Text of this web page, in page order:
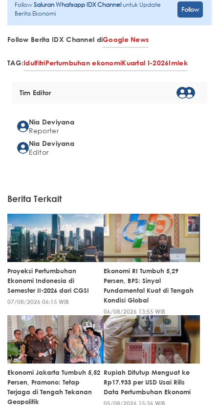
FollowSaluran Whatsapp IDX Channeluntuk Update
Berita Ekonomi
Follow
Follow Berita IDX Channel diGoogle News
TAG:IdulfitriPertumbuhan ekonomiKuartal I-2026Imlek
Tim Editor
Nia Deviyana
Reporter
Nia Deviyana
Editor
Berita Terkait
Proyeksi Pertumbuhan
Ekonomi Indonesia di
Semester II-2026 dari CGSI
07/08/2026 06:15 WIB
Ekonomi RI Tumbuh 5,29
Persen, BPS: Sinyal
Fundamental Kuat di Tengah
Kondisi Global
06/08/2026 13:55 WIB
Ekonomi Jakarta Tumbuh 5,52
Persen, Pramono: Tetap
Terjaga di Tengah Tekanan
Geopolitik
Rupiah Ditutup Menguat ke
Rp17.933 per USD Usai Rilis
Data Pertumbuhan Ekonomi
05/08/2026 15:36 WIB